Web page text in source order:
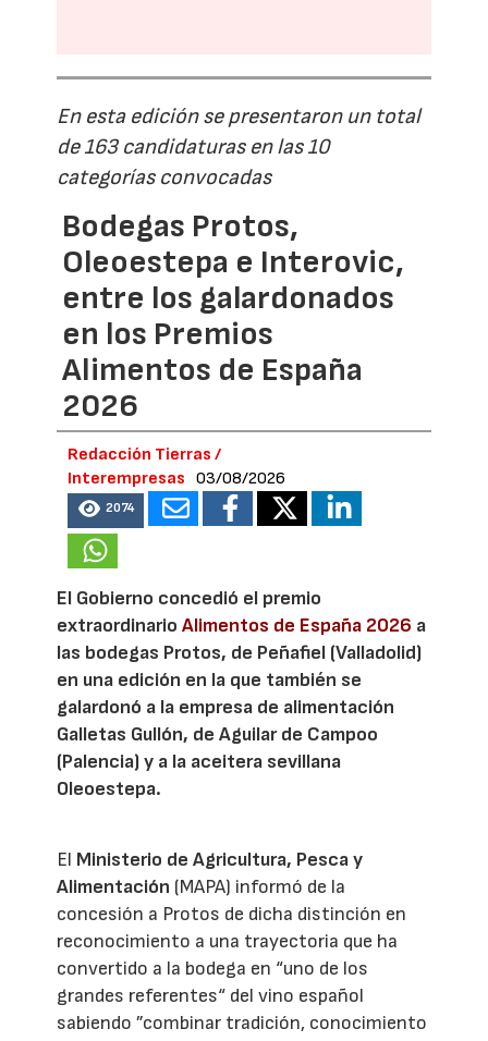
En esta edición se presentaron un total
de 163 candidaturas en las 10
categorías convocadas
Bodegas Protos,
Oleoestepa e Interovic,
entre los galardonados
en los Premios
Alimentos de España
2026
Redacción Tierras /
Interempresas
03/08/2026
2074
El Gobierno concedió el premio
extraordinarioAlimentos de España 2026 a
las bodegas Protos, de Peñafiel (Valladolid)
en una edición en la que también se
galardonó a la empresa de alimentación
Galletas Gullón, de Aguilar de Campoo
(Palencia) y a la aceitera sevillana
Oleoestepa.
El Ministerio de Agricultura, Pesca y
Alimentación (MAPA) informó de la
concesión a Protos de dicha distinción en
reconocimiento a una trayectoria que ha
convertido a la bodega en “uno de los
grandes referentes“ del vino español
sabiendo ”combinar tradición, conocimiento